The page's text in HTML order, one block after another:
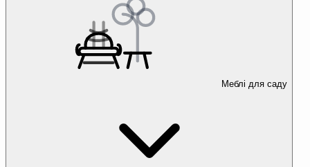
Меблі для саду